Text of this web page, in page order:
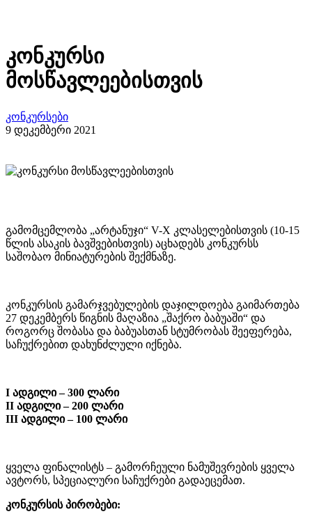
კონკურსი
მოსწავლეებისთვის
კონკურსები
9 დეკემბერი 2021
გამომცემლობა „არტანუჯი“ V-X კლასელებისთვის (10-15
წლის ასაკის ბავშვებისთვის) აცხადებს კონკურსს
საშობაო მინიატურების შექმნაზე.
კონკურსის გამარჯვებულების დაჯილდოება გაიმართება
27 დეკემბერს წიგნის მაღაზია „შაქრო ბაბუაში“ და
როგორც შობასა და ბაბუასთან სტუმრობას შეეფერება,
საჩუქრებით დახუნძლული იქნება.
I ადგილი – 300 ლარი
II ადგილი – 200 ლარი
III ადგილი – 100 ლარი
ყველა ფინალისტს – გამორჩეული ნამუშევრების ყველა
ავტორს, სპეციალური საჩუქრები გადაეცემათ.
კონკურსის პირობები: